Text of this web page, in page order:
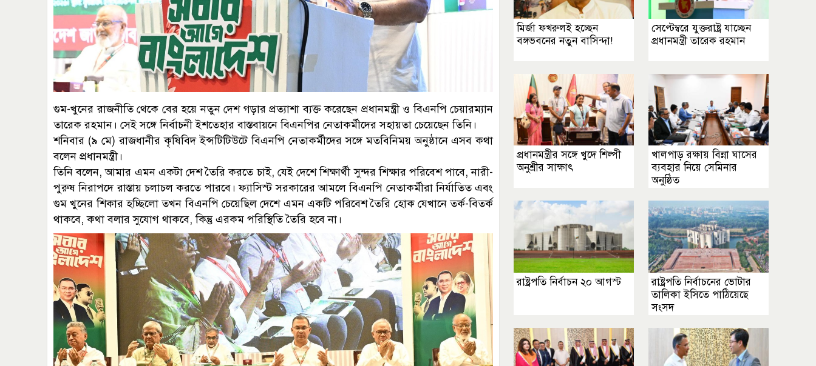
গুম-খুনের রাজনীতি থেকে বের হয়ে নতুন দেশ গড়ার প্রত্যাশা ব্যক্ত করেছেন প্রধানমন্ত্রী ও বিএনপি চেয়ারম্যান
তারেক রহমান। সেই সঙ্গে নির্বাচনী ইশতেহার বাস্তবায়নে বিএনপির নেতাকর্মীদের সহায়তা চেয়েছেন তিনি।
শনিবার (৯ মে) রাজধানীর কৃষিবিদ ইন্সটিটিউটে বিএনপি নেতাকর্মীদের সঙ্গে মতবিনিময় অনুষ্ঠানে এসব কথা
বলেন প্রধানমন্ত্রী।
তিনি বলেন, আমার এমন একটা দেশ তৈরি করতে চাই, যেই দেশে শিক্ষার্থী সুন্দর শিক্ষার পরিবেশ পাবে, নারী-
পুরুষ নিরাপদে রাস্তায় চলাচল করতে পারবে। ফ্যাসিস্ট সরকারের আমলে বিএনপি নেতাকর্মীরা নির্যাতিত এবং
গুম খুনের শিকার হচ্ছিলো তখন বিএনপি চেয়েছিল দেশে এমন একটি পরিবেশ তৈরি হোক যেখানে তর্ক-বিতর্ক
থাকবে, কথা বলার সুযোগ থাকবে, কিন্তু এরকম পরিস্থিতি তৈরি হবে না।
মির্জা ফখরুলই হচ্ছেন
বঙ্গভবনের নতুন বাসিন্দা!
সেপ্টেম্বরে যুক্তরাষ্ট্র যাচ্ছেন
প্রধানমন্ত্রী তারেক রহমান
প্রধানমন্ত্রীর সঙ্গে খুদে শিল্পী
অনুশ্রীর সাক্ষাৎ
খালপাড় রক্ষায় বিন্না ঘাসের
ব্যবহার নিয়ে সেমিনার
অনুষ্ঠিত
রাষ্ট্রপতি নির্বাচন ২০ আগস্ট
রাষ্ট্রপতি নির্বাচনের ভোটার
তালিকা ইসিতে পাঠিয়েছে
সংসদ